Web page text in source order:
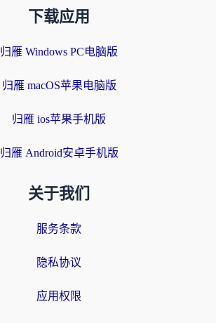
下载应用
归雁 Windows PC电脑版
归雁 macOS苹果电脑版
归雁 ios苹果手机版
归雁 Android安卓手机版
关于我们
服务条款
隐私协议
应用权限